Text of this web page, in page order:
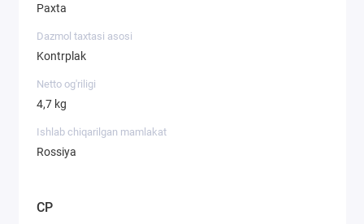
Paxta
Dazmol taxtasi asosi
Kontrplak
Netto og'riligi
4,7 kg
Ishlab chiqarilgan mamlakat
Rossiya
CP